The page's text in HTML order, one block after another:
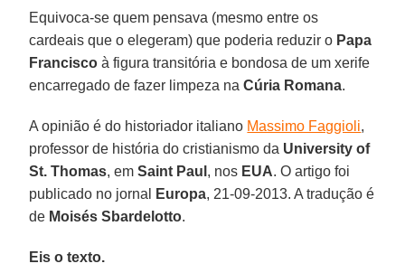
Equivoca-se quem pensava (mesmo entre os
cardeais que o elegeram) que poderia reduzir o Papa
Francisco à figura transitória e bondosa de um xerife
encarregado de fazer limpeza naCúria Romana.
A opinião é do historiador italiano Massimo Faggioli,
professor de história do cristianismo da University of
St. Thomas, emSaint Paul , nos EUA. O artigo foi
publicado no jornal
Europa, 21-09-2013. A tradução é
de Moisés Sbardelotto.
Eis o texto.